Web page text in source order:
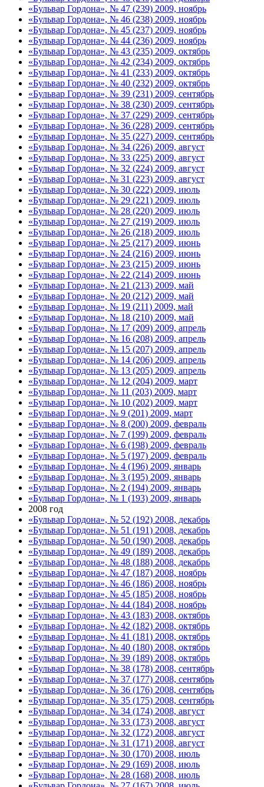
«Бульвар Гордона», № 47 (239) 2009, ноябрь
«Бульвар Гордона», № 46 (238) 2009, ноябрь
«Бульвар Гордона», № 45 (237) 2009, ноябрь
«Бульвар Гордона», № 44 (236) 2009, ноябрь
«Бульвар Гордона», № 43 (235) 2009, октябрь
«Бульвар Гордона», № 42 (234) 2009, октябрь
«Бульвар Гордона», № 41 (233) 2009, октябрь
«Бульвар Гордона», № 40 (232) 2009, октябрь
«Бульвар Гордона», № 39 (231) 2009, сентябрь
«Бульвар Гордона», № 38 (230) 2009, сентябрь
«Бульвар Гордона», № 37 (229) 2009, сентябрь
«Бульвар Гордона», № 36 (228) 2009, сентябрь
«Бульвар Гордона», № 35 (227) 2009, сентябрь
«Бульвар Гордона», № 34 (226) 2009, август
«Бульвар Гордона», № 33 (225) 2009, август
«Бульвар Гордона», № 32 (224) 2009, август
«Бульвар Гордона», № 31 (223) 2009, август
«Бульвар Гордона», № 30 (222) 2009, июль
«Бульвар Гордона», № 29 (221) 2009, июль
«Бульвар Гордона», № 28 (220) 2009, июль
«Бульвар Гордона», № 27 (219) 2009, июль
«Бульвар Гордона», № 26 (218) 2009, июль
«Бульвар Гордона», № 25 (217) 2009, июнь
«Бульвар Гордона», № 24 (216) 2009, июнь
«Бульвар Гордона», № 23 (215) 2009, июнь
«Бульвар Гордона», № 22 (214) 2009, июнь
«Бульвар Гордона», № 21 (213) 2009, май
«Бульвар Гордона», № 20 (212) 2009, май
«Бульвар Гордона», № 19 (211) 2009, май
«Бульвар Гордона», № 18 (210) 2009, май
«Бульвар Гордона», № 17 (209) 2009, апрель
«Бульвар Гордона», № 16 (208) 2009, апрель
«Бульвар Гордона», № 15 (207) 2009, апрель
«Бульвар Гордона», № 14 (206) 2009, апрель
«Бульвар Гордона», № 13 (205) 2009, апрель
«Бульвар Гордона», № 12 (204) 2009, март
«Бульвар Гордона», № 11 (203) 2009, март
«Бульвар Гордона», № 10 (202) 2009, март
«Бульвар Гордона», № 9 (201) 2009, март
«Бульвар Гордона», № 8 (200) 2009, февраль
«Бульвар Гордона», № 7 (199) 2009, февраль
«Бульвар Гордона», № 6 (198) 2009, февраль
«Бульвар Гордона», № 5 (197) 2009, февраль
«Бульвар Гордона», № 4 (196) 2009, январь
«Бульвар Гордона», № 3 (195) 2009, январь
«Бульвар Гордона», № 2 (194) 2009, январь
«Бульвар Гордона», № 1 (193) 2009, январь
2008 год
«Бульвар Гордона», № 52 (192) 2008, декабрь
«Бульвар Гордона», № 51 (191) 2008, декабрь
«Бульвар Гордона», № 50 (190) 2008, декабрь
«Бульвар Гордона», № 49 (189) 2008, декабрь
«Бульвар Гордона», № 48 (188) 2008, декабрь
«Бульвар Гордона», № 47 (187) 2008, ноябрь
«Бульвар Гордона», № 46 (186) 2008, ноябрь
«Бульвар Гордона», № 45 (185) 2008, ноябрь
«Бульвар Гордона», № 44 (184) 2008, ноябрь
«Бульвар Гордона», № 43 (183) 2008, октябрь
«Бульвар Гордона», № 42 (182) 2008, октябрь
«Бульвар Гордона», № 41 (181) 2008, октябрь
«Бульвар Гордона», № 40 (180) 2008, октябрь
«Бульвар Гордона», № 39 (189) 2008, октябрь
«Бульвар Гордона», № 38 (178) 2008, сентябрь
«Бульвар Гордона», № 37 (177) 2008, сентябрь
«Бульвар Гордона», № 36 (176) 2008, сентябрь
«Бульвар Гордона», № 35 (175) 2008, сентябрь
«Бульвар Гордона», № 34 (174) 2008, август
«Бульвар Гордона», № 33 (173) 2008, август
«Бульвар Гордона», № 32 (172) 2008, август
«Бульвар Гордона», № 31 (171) 2008, август
«Бульвар Гордона», № 30 (170) 2008, июль
«Бульвар Гордона», № 29 (169) 2008, июль
«Бульвар Гордона», № 28 (168) 2008, июль